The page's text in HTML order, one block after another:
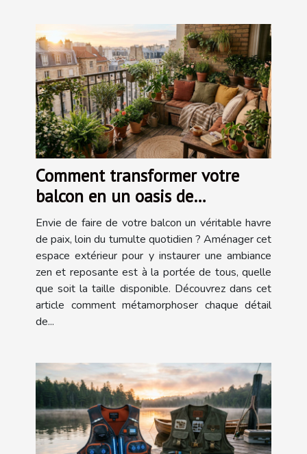
Comment transformer votre
balcon en un oasis de
tranquillité?
Envie de faire de votre balcon un véritable havre
de paix, loin du tumulte quotidien ? Aménager cet
espace extérieur pour y instaurer une ambiance
zen et reposante est à la portée de tous, quelle
que soit la taille disponible. Découvrez dans cet
article comment métamorphoser chaque détail
de...